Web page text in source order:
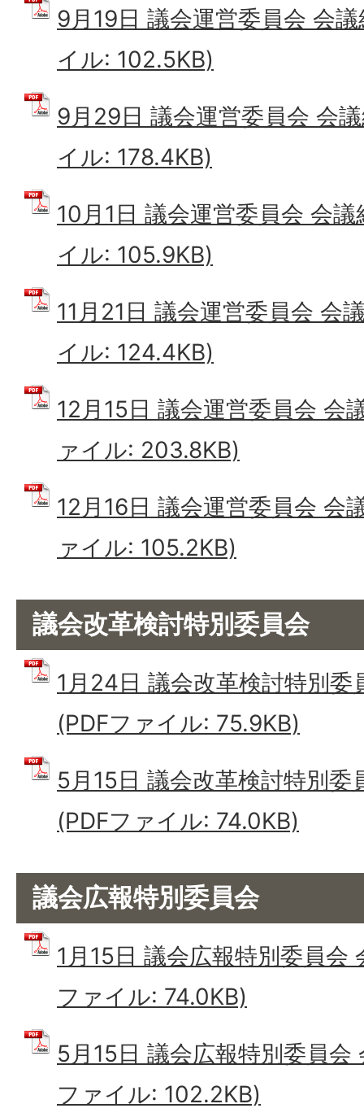
9月19日 議会運営委員会 会
イル: 102.5KB)
9月29日 議会運営委員会 会
イル: 178.4KB)
10月1日 議会運営委員会 会
イル: 105.9KB)
11月21日 議会運営委員会 会
イル: 124.4KB)
12月15日 議会運営委員会 会
ァイル: 203.8KB)
12月16日 議会運営委員会 会
ァイル: 105.2KB)
議会改革検討特別委員会
1月24日 議会改革検討特別委
(PDFファイル: 75.9KB)
5月15日 議会改革検討特別委
(PDFファイル: 74.0KB)
議会広報特別委員会
1月15日 議会広報特別委員会
ファイル: 74.0KB)
5月15日 議会広報特別委員会
ファイル: 102.2KB)